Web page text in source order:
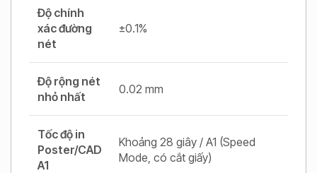
Độ chính
xác đường
nét
±0.1%
Độ rộng nét
nhỏ nhất
0.02 mm
Tốc độ in
Poster/CAD
A1
Khoảng 28 giây / A1 (Speed
Mode, có cắt giấy)